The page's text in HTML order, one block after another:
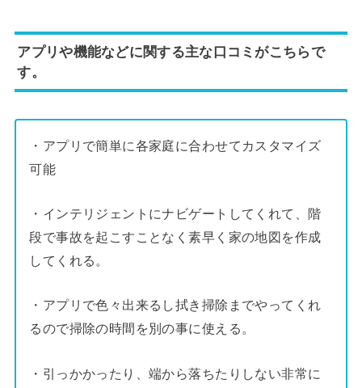
アプリや機能などに関する主な口コミがこちらで
す。
・アプリで簡単に各家庭に合わせてカスタマイズ
可能
・インテリジェントにナビゲートしてくれて、階
段で事故を起こすことなく素早く家の地図を作成
してくれる。
・アプリで色々出来るし拭き掃除までやってくれ
るので掃除の時間を別の事に使える。
・引っかかったり、端から落ちたりしない非常に